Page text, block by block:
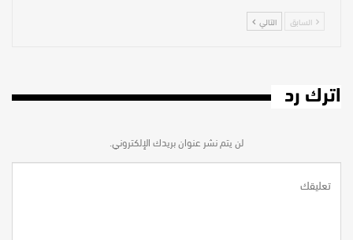
السابق التالي
اترك رد
لن يتم نشر عنوان بريدك الإلكتروني.